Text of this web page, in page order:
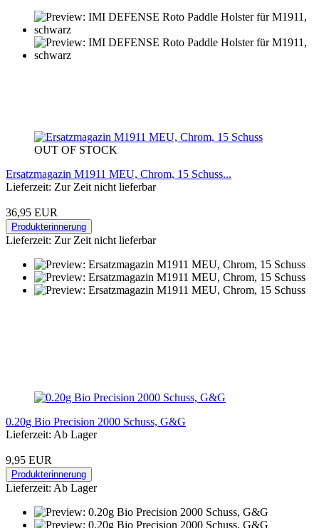
OUT OF STOCK
Ersatzmagazin M1911 MEU, Chrom, 15 Schuss...
Lieferzeit: Zur Zeit nicht lieferbar
36,95 EUR
Produkterinnerung
Lieferzeit: Zur Zeit nicht lieferbar
0.20g Bio Precision 2000 Schuss, G&G
Lieferzeit: Ab Lager
9,95 EUR
Produkterinnerung
Lieferzeit: Ab Lager